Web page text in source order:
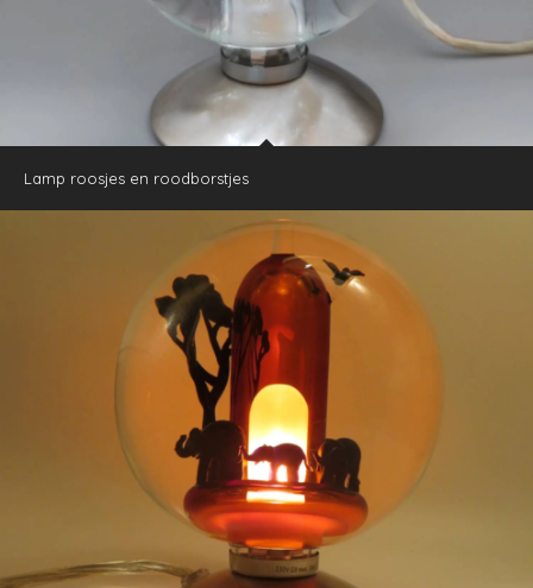
Lamp roosjes en roodborstjes